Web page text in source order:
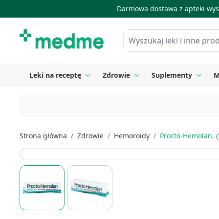
Darmowa dostawa z apteki
Wyszukaj leki i inne produkty
Leki na receptę Toggle submenu for Leki na receptę
Zdrowie Toggle submenu for
Suplementy
Strona główna / Zdrowie / Hemoroidy / Procto-Hemolan,